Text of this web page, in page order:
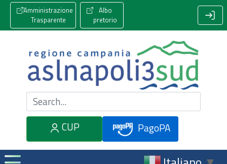
Amministrazione
Trasparente
Albo
pretorio
Cerca nel sito
CUP
PagoPA